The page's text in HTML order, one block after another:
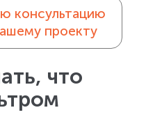
консультацию
проекту
что